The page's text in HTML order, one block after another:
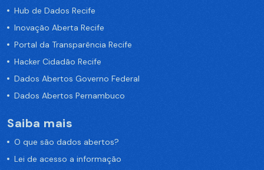
Hub de Dados Recife
Inovação Aberta Recife
Portal da Transparência Recife
Hacker Cidadão Recife
Dados Abertos Governo Federal
Dados Abertos Pernambuco
Saiba mais
O que são dados abertos?
Lei de acesso a informação